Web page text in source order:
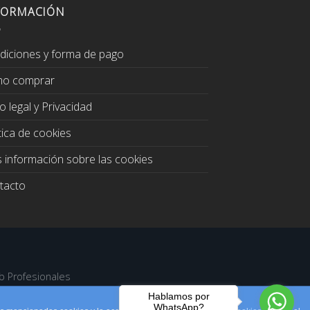
y forma de pago
comprar
legal y Privacidad
de cookies
información sobre las cookies
Profesionales
Hablamos por
WhatsApp?